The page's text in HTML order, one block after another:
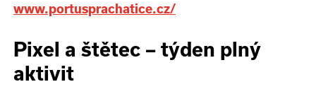
www.portusprachatice.cz/
Pixel a štětec – týden plný
aktivit